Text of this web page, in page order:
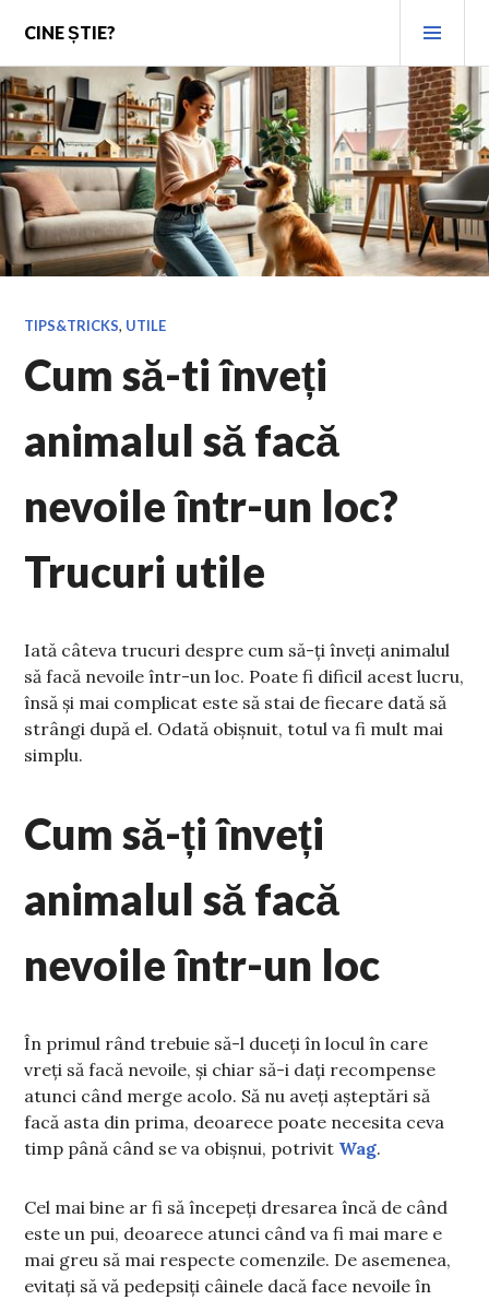
content
CINE ȘTIE?
TIPS&TRICKS, UTILE
Cum să-ti înveți
animalul să facă
nevoile într-un loc?
Trucuri utile
Iată câteva trucuri despre cum să-ți înveți animalul
să facă nevoile într-un loc. Poate fi dificil acest lucru,
însă și mai complicat este să stai de fiecare dată să
strângi după el. Odată obișnuit, totul va fi mult mai
simplu.
Cum să-ți înveți
animalul să facă
nevoile într-un loc
În primul rând trebuie să-l duceți în locul în care
vreți să facă nevoile, și chiar să-i dați recompense
atunci când merge acolo. Să nu aveți așteptări să
facă asta din prima, deoarece poate necesita ceva
timp până când se va obișnui, potrivit Wag.
Cel mai bine ar fi să începeți dresarea încă de când
este un pui, deoarece atunci când va fi mai mare e
mai greu să mai respecte comenzile. De asemenea,
evitați să vă pedepsiți câinele dacă face nevoile în